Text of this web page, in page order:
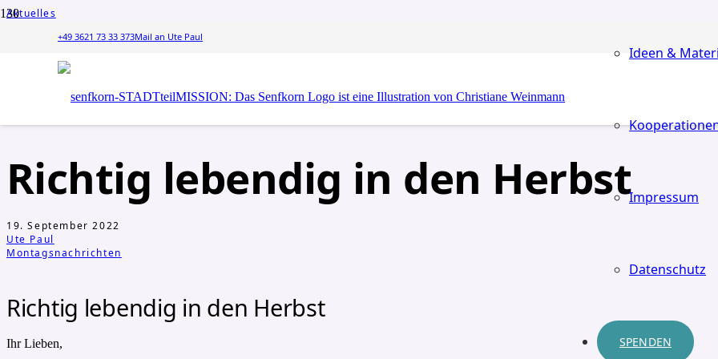
+49 3621 73 33 373Mail an Ute Paul
Ideen &
Impressum
Datenschutz
SPENDEN
Aktuelles
Richtig lebendig in den Herbst
Richtig lebendig in den Herbst
19. September 2022
Ute Paul
Montagsnachrichten
Richtig lebendig in den Herbst
Ihr Lieben,